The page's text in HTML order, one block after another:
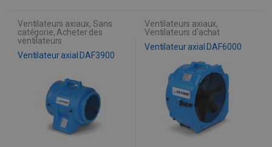
Ventilateurs axiaux,Sans
catégorie,Acheter des
ventilateurs
Ventilateur axial DAF3900
Ventilateurs axiaux,
Ventilateurs d'achat
Ventilateur axial DAF6000